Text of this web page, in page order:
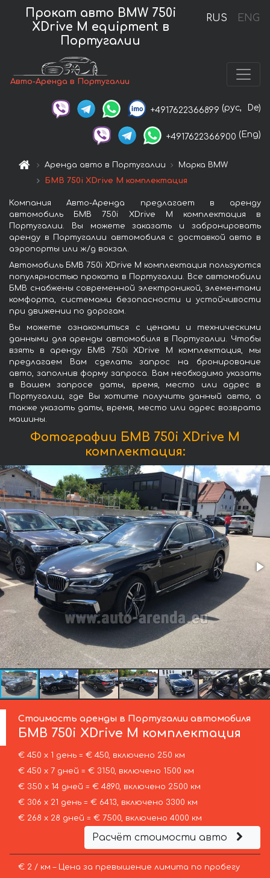
RUS ENG
Прокат авто BMW 750i
XDrive M equipment в
Португалии
Авто-Аренда в Португалии
+4917622366899 (рус, De)
+4917622366900 (Eng)
Аренда авто в Португалии
Марка BMW
БМВ 750i XDrive M комплектация
Компания Авто-Аренда предлагает в аренду
автомобиль БМВ 750i XDrive M комплектация в
Португалии. Вы можете заказать и забронировать
аренду в Португалии автомобиля с доставкой авто в
аэропорты или ж/д вокзал.
Автомобиль БМВ 750i XDrive M комплектация пользуются
популярностью проката в Португалии. Все автомобили
БМВ снабжены современной электроникой, элементами
комфорта, системами безопасности и устойчивости
при движении по дорогам.
Вы можете ознакомиться с ценами и техническими
данными для аренды автомобиля в Португалии. Чтобы
взять в аренду БМВ 750i XDrive M комплектация, мы
предлагаем Вам сделать запрос на бронирование
авто, заполнив форму запроса. Вам необходимо указать
в Вашем запросе даты, время, место или адрес в
Португалии, где Вы хотите получить данный авто, а
также указать даты, время, место или адрес возврата
машины.
Фотографии БМВ 750i XDrive M
комплектация:
Стоимость аренды в Португалии автомобиля
БМВ 750i XDrive M комплектация
€ 450 х 1 день = € 450, включено 250 км
€ 450 х 7 дней = € 3150, включено 1500 км
€ 350 х 14 дней = € 4890, включено 2500 км
€ 306 х 21 день = € 6413, включено 3300 км
€ 268 х 28 дней = € 7500, включено 4000 км
Расчёт стоимости авто
€ 2 / км – Цена за превышение лимита по пробегу